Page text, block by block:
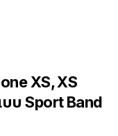
XS, XS
บ Sport Band